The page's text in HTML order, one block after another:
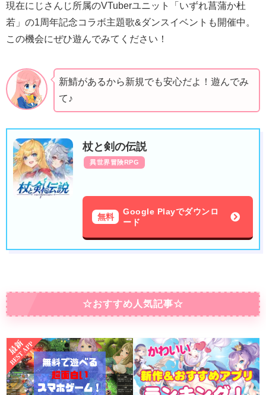
現在にじさんじ所属のVTuberユニット「いずれ菖蒲か杜
若」の1周年記念コラボ主題歌&ダンスイベントも開催中。
この機会にぜひ遊んでみてください！
新鯖があるから新規でも安心だよ！遊んでみ
て♪
杖と剣の伝説
異世界冒険RPG
無料
Google Playでダウンロ
ード
☆おすすめ人気記事☆